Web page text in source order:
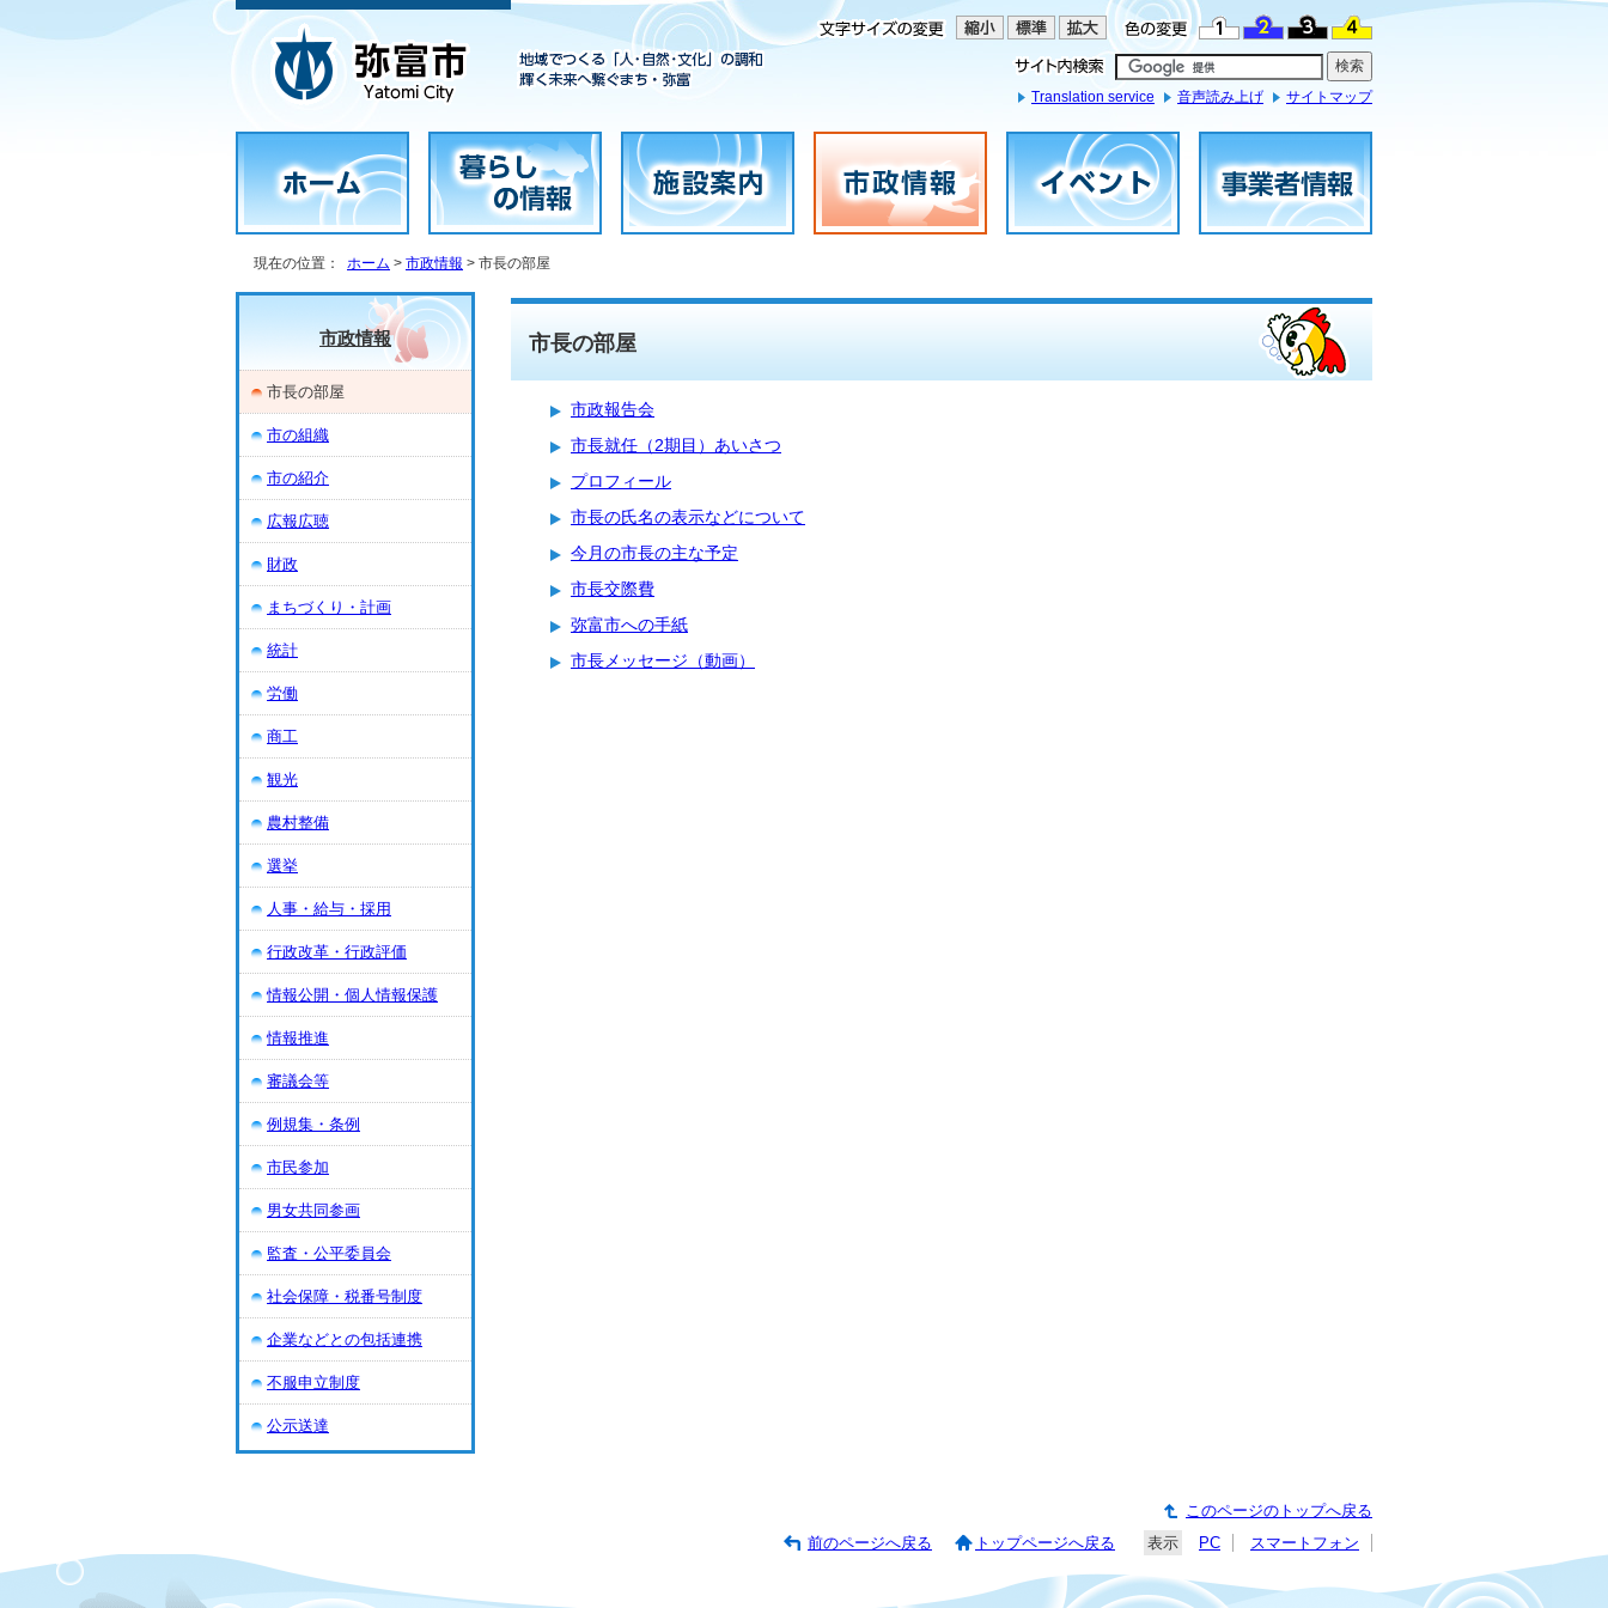
Translation service 音声読み上げ サイトマップ
現在の位置： ホーム > 市政情報 > 市長の部屋
市長の部屋
市政報告会
市長就任（2期目）あいさつ
プロフィール
市長の氏名の表示などについて
今月の市長の主な予定
市長交際費
弥富市への手紙
市長メッセージ（動画）
市政情報
市長の部屋
市の組織
市の紹介
広報広聴
財政
まちづくり・計画
統計
労働
商工
観光
農村整備
選挙
人事・給与・採用
行政改革・行政評価
情報公開・個人情報保護
情報推進
審議会等
例規集・条例
市民参加
男女共同参画
監査・公平委員会
社会保障・税番号制度
企業などとの包括連携
不服申立制度
公示送達
このページのトップへ戻る
前のページへ戻る
トップページへ戻る 表示 PC スマートフォン